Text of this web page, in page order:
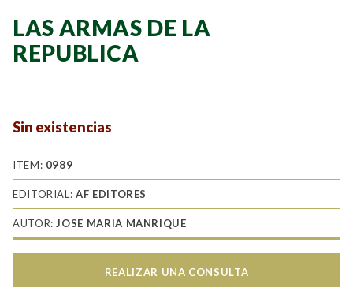
LAS ARMAS DE LA
REPUBLICA
Sin existencias
ITEM: 0989
EDITORIAL:AF EDITORES
AUTOR:JOSE MARIA MANRIQUE
REALIZAR UNA CONSULTA